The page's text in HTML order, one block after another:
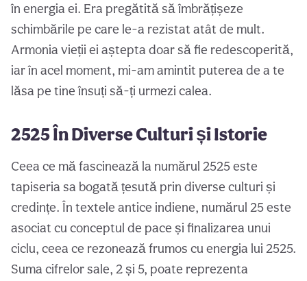
în energia ei. Era pregătită să îmbrățișeze
schimbările pe care le-a rezistat atât de mult.
Armonia vieții ei aștepta doar să fie redescoperită,
iar în acel moment, mi-am amintit puterea de a te
lăsa pe tine însuți să-ți urmezi calea.
2525 În Diverse Culturi și Istorie
Ceea ce mă fascinează la numărul 2525 este
tapiseria sa bogată țesută prin diverse culturi și
credințe. În textele antice indiene, numărul 25 este
asociat cu conceptul de pace și finalizarea unui
ciclu, ceea ce rezonează frumos cu energia lui 2525.
Suma cifrelor sale, 2 și 5, poate reprezenta